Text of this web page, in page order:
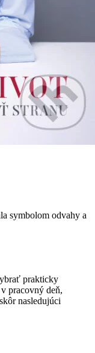
symbolom odvahy a
prakticky
pracovný deň,
nasledujúci